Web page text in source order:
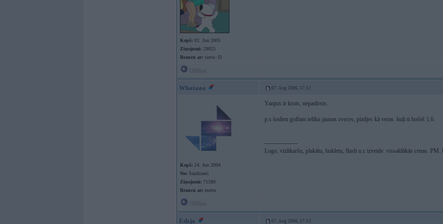
Kopš: 02. Jun 2005
Ziņojumi: 29025
Braucu ar: sievu :D
Whazaaa 07. Aug 2006, 17:12
Kopš: 24. Jun 2004
No: Saulkrasti
Ziņojumi: 71589
Braucu ar: metro
Yanjux ir kruts, nepadirsts.
p.s šodien golfam ieliku jaunas sveces, pizdjec kā veras. huļi ti hočeš 1.6.
-----------------
Logo, vizītkaršu, plakātu, bukletu, flash u.c izveide. vissaldākās cenas.
Edzja 07. Aug 2006, 17:13